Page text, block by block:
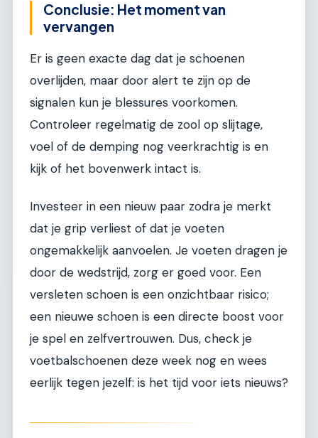
Conclusie: Het moment van
vervangen
Er is geen exacte dag dat je schoenen
overlijden, maar door alert te zijn op de
signalen kun je blessures voorkomen.
Controleer regelmatig de zool op slijtage,
voel of de demping nog veerkrachtig is en
kijk of het bovenwerk intact is.
Investeer in een nieuw paar zodra je merkt
dat je grip verliest of dat je voeten
ongemakkelijk aanvoelen. Je voeten dragen je
door de wedstrijd, zorg er goed voor. Een
versleten schoen is een onzichtbaar risico;
een nieuwe schoen is een directe boost voor
je spel en zelfvertrouwen. Dus, check je
voetbalschoenen deze week nog en wees
eerlijk tegen jezelf: is het tijd voor iets nieuws?